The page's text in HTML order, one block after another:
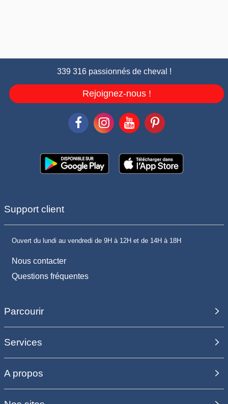
339 316 passionnés de cheval !
Rejoignez-nous !
Support client
Ouvert du lundi au vendredi de 9H à 12H et de 14H à 18H
Nous contacter
Questions fréquentes
Parcourir
Services
A propos